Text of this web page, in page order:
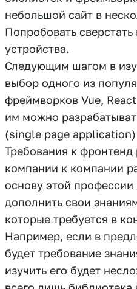
небольшой сайт в
Попробовать
устройства.
Следующим шагом в
выбор одного из
фреймворков Vue,
им можно
(single page
Требования к фронтенд
компании к компании
основу этой
дополнить свои
которые требуется в
Например, если в
будет требование
изучить его будет